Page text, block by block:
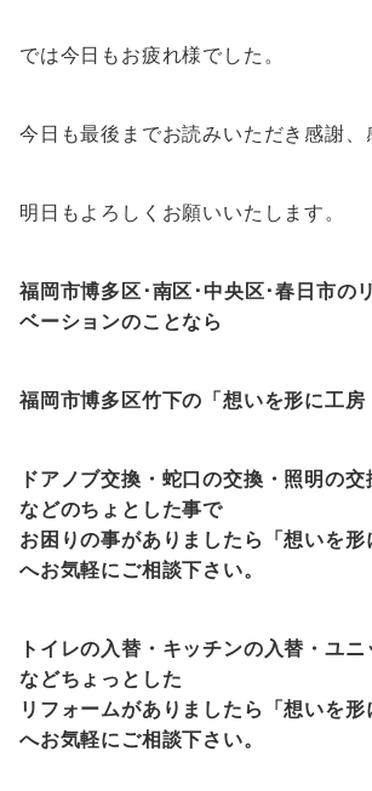
では今日もお疲れ様でした。
今日も最後までお読みいただき感謝、
明日もよろしくお願いいたします。
福岡市博多区･南区･中央区･春日市の
ベーションのことなら
福岡市博多区竹下の「想いを形に工房
ドアノブ交換・蛇口の交換・照明の
などのちょとした事で
お困りの事がありましたら「想いを形
へお気軽にご相談下さい。
トイレの入替・キッチンの入替・ユ
などちょっとした
リフォームがありましたら「想いを形
へお気軽にご相談下さい。